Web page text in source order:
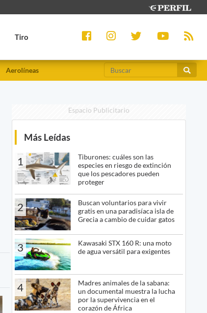
Tiro
Aerolíneas
Espacio Publicitario
Más Leídas
1
Tiburones: cuáles son las
especies en riesgo de extinción
que los pescadores pueden
proteger
2
Buscan voluntarios para vivir
gratis en una paradisíaca isla de
Grecia a cambio de cuidar gatos
3
Kawasaki STX 160 R: una moto
de agua versátil para exigentes
4
Madres animales de la sabana:
un documental muestra la lucha
por la supervivencia en el
corazón de África